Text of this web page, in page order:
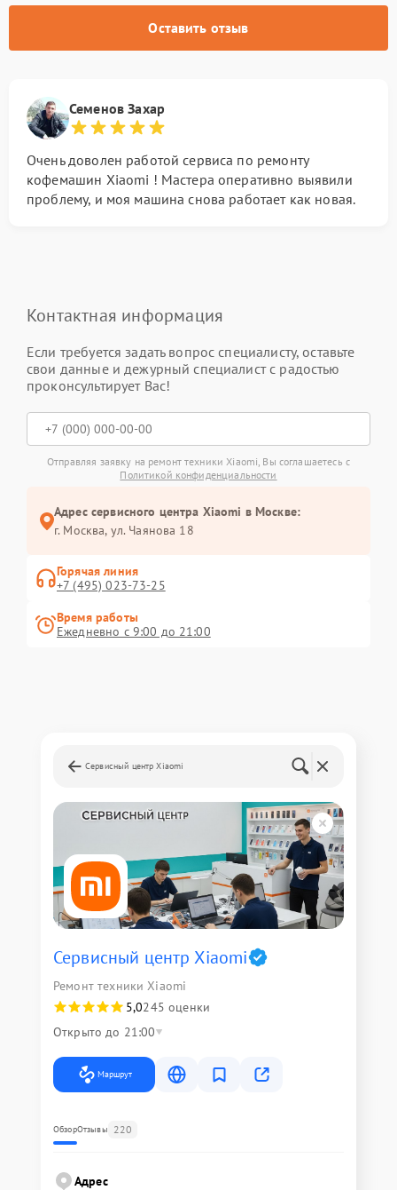
Оставить отзыв
Семенов Захар
Очень доволен работой сервиса по ремонту
кофемашин Xiaomi ! Мастера оперативно выявили
проблему, и моя машина снова работает как новая.
Контактная информация
Если требуется задать вопрос специалисту, оставьте
свои данные и дежурный специалист с радостью
проконсультирует Вас!
Отправляя заявку на ремонт техники Xiaomi, Вы соглашаетесь с
Политикой конфиденциальности
Адрес сервисного центра Xiaomi в Москве:
г. Москва, ул. Чаянова 18
Горячая линия
+7 (495) 023-73-25
Время работы
Ежедневно с 9:00 до 21:00
Сервисный центр Xiaomi
Сервисный центр Xiaomi
Ремонт техники Xiaomi
5,0245 оценки
Открыто до 21:00
Маршрут
ОбзорОтзывы 220
Адрес